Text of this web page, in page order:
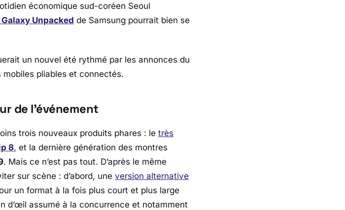
économique sud-coréen Seoul
Galaxy Unpacked de Samsung pourrait bien se
un nouvel été rythmé par les annonces du
mobiles pliables et connectés.
de l’événement
trois nouveaux produits phares : le très
8, et la dernière génération des montres
. Mais ce n’est pas tout. D’après le même
sur scène : d’abord, une version alternative
un format à la fois plus court et plus large
d’œil assumé à la concurrence et notamment